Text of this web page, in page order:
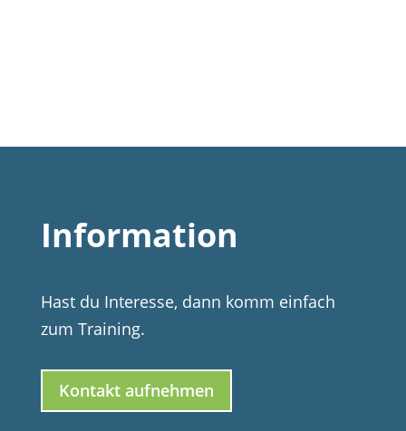
Information
Hast du Interesse, dann komm einfach
zum Training.
Kontakt aufnehmen